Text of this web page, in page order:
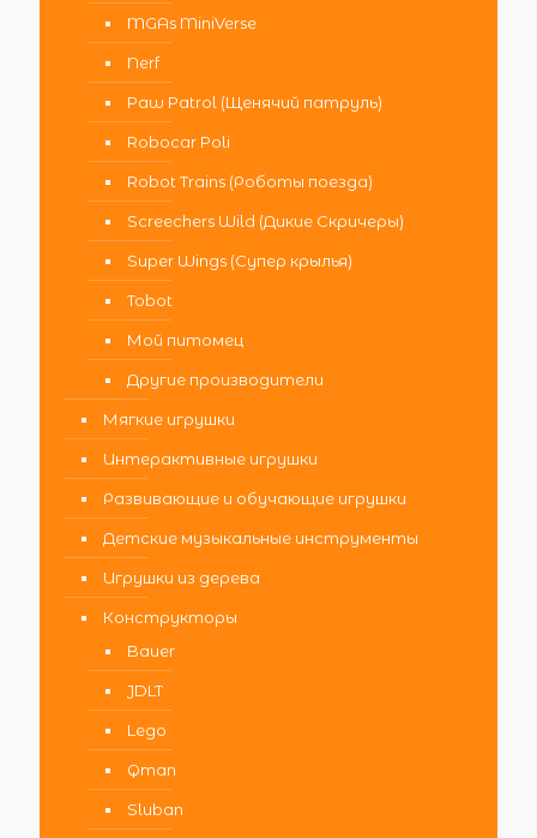
MGAs MiniVerse
Nerf
Paw Patrol (Щенячий патруль)
Robocar Poli
Robot Trains (Роботы поезда)
Screechers Wild (Дикие Скричеры)
Super Wings (Супер крылья)
Tobot
Мой питомец
Другие производители
Мягкие игрушки
Интерактивные игрушки
Развивающие и обучающие игрушки
Детские музыкальные инструменты
Игрушки из дерева
Конструкторы
Bauer
JDLT
Lego
Qman
Sluban